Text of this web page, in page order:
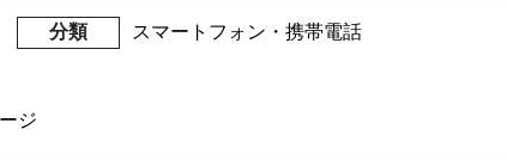
分類 スマートフォン・携帯電話
ジ